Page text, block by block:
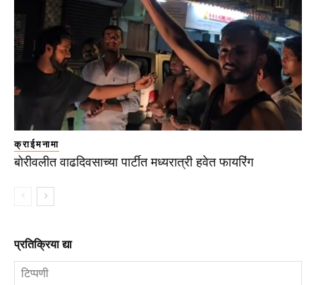
क्राईमनामा
बोरीवलीत वाढदिवसाच्या पार्टीत मध्यरात्री हवेत फायरिंग
प्रतिक्रिया द्या